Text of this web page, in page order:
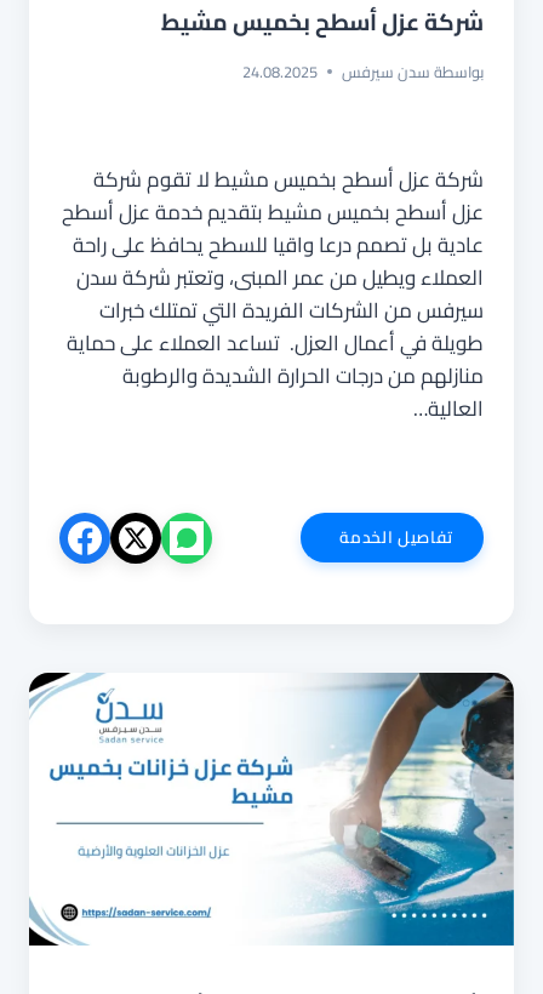
شركة عزل أسطح بخميس مشيط
بواسطةسدن سيرفس 24.08.2025
شركة عزل أسطح بخميس مشيط لا تقوم شركة
عزل أسطح بخميس مشيط بتقديم خدمة عزل أسطح
عادية بل تصمم درعا واقيا للسطح يحافظ على راحة
العملاء ويطيل من عمر المبنى، وتعتبر شركة سدن
سيرفس من الشركات الفريدة التي تمتلك خبرات
طويلة في أعمال العزل. تساعد العملاء على حماية
منازلهم من درجات الحرارة الشديدة والرطوبة
العالية…
تفاصيل الخدمةشركة
عزل